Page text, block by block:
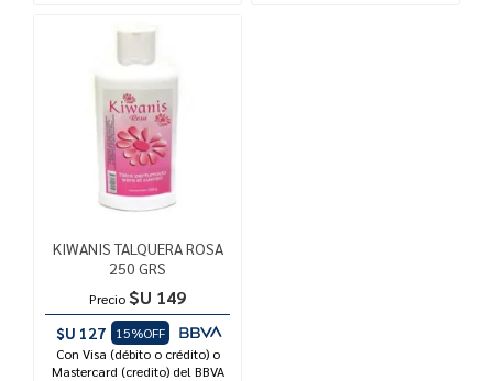
KIWANIS TALQUERA ROSA
250 GRS
Precio $U 149
$U 127
15%OFF
Con Visa (débito o crédito) o
Mastercard (credito) del BBVA